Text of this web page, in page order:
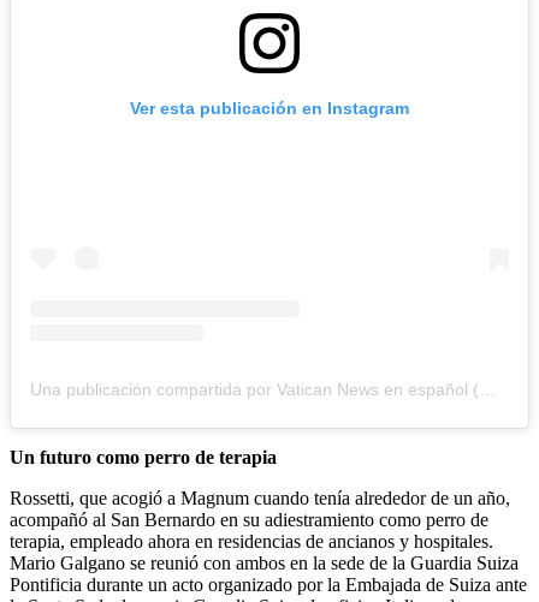
Ver esta publicación en Instagram
Un futuro como perro de terapia
Rossetti, que acogió a Magnum cuando tenía alrededor de un año,
acompañó al San Bernardo en su adiestramiento como perro de
terapia, empleado ahora en residencias de ancianos y hospitales.
Mario Galgano se reunió con ambos en la sede de la Guardia Suiza
Pontificia durante un acto organizado por la Embajada de Suiza ante